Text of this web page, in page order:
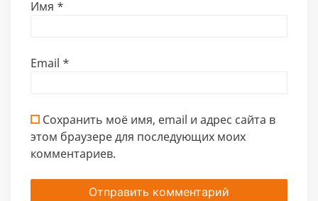
Имя *
Email *
Сохранить моё имя, email и адрес сайта в
этом браузере для последующих моих
комментариев.